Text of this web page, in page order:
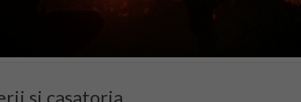
si casatoria